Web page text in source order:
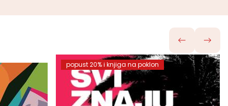
popust 20% i knjiga na poklon